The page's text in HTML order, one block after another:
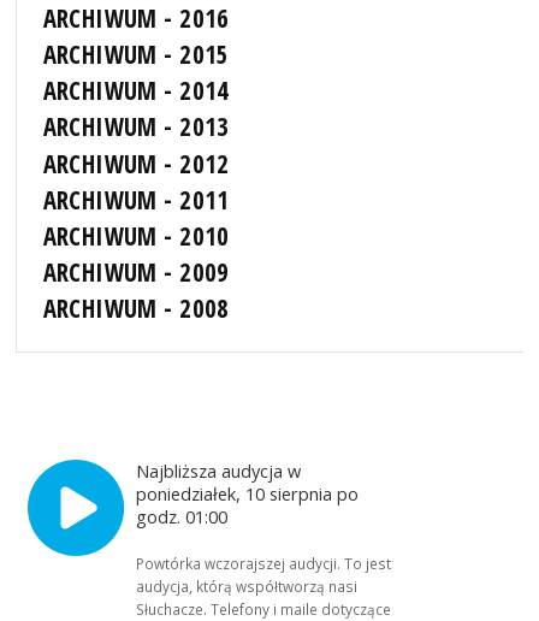
ARCHIWUM - 2016
ARCHIWUM - 2015
ARCHIWUM - 2014
ARCHIWUM - 2013
ARCHIWUM - 2012
ARCHIWUM - 2011
ARCHIWUM - 2010
ARCHIWUM - 2009
ARCHIWUM - 2008
Najbliższa audycja w
poniedziałek, 10 sierpnia po
godz. 01:00
Powtórka wczorajszej audycji. To jest
audycja, którą współtworzą nasi
Słuchacze. Telefony i maile dotyczące